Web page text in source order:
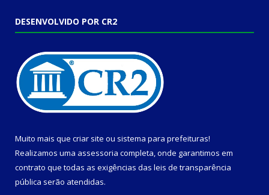
DESENVOLVIDO POR CR2
Muito mais que criar site ou sistema para prefeituras!
Realizamos uma assessoria completa, onde garantimos em
contrato que todas as exigências das leis de transparência
pública serão atendidas.